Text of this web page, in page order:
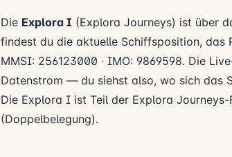
Die Explora I (Explora Journeys) ist über
findest du die aktuelle Schiffsposition, das
MMSI: 256123000 · IMO: 9869598. Die
Datenstrom — du siehst also, wo sich das
Die Explora I ist Teil der Explora
(Doppelbelegung).